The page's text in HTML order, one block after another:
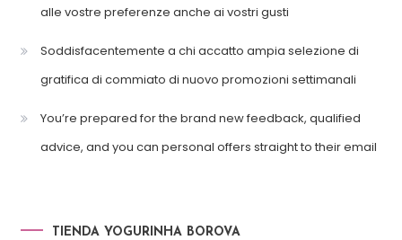
alle vostre preferenze anche ai vostri gusti
Soddisfacentemente a chi accatto ampia selezione di
gratifica di commiato di nuovo promozioni settimanali
You’re prepared for the brand new feedback, qualified
advice, and you can personal offers straight to their email
TIENDA YOGURINHA BOROVA